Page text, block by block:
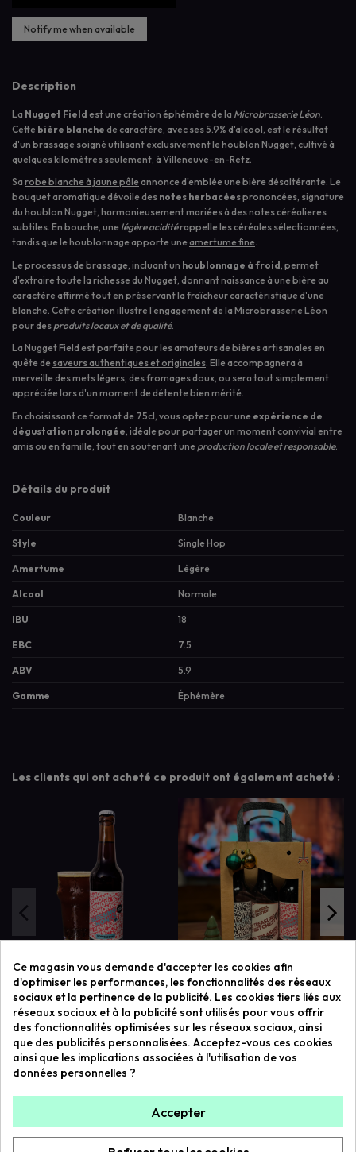
Description
La Nugget Field est une création éphémère de la Microbrasserie Léon
Cette bière blanche de caractère, avec ses 5.9% d'alcool, est le résultat
d'un brassage soigné utilisant exclusivement le houblon Nugget, cultivé à
quelques kilomètres seulement, à Villeneuve-en-Retz.
Sa robe blanche à jaune pâleannonce d'emblée une bière désaltérante. Le
bouquet aromatique dévoile des notes herbacéesprononcées, signature
du houblon Nugget, harmonieusement mariées à des notes céréalieres
subtiles. En bouche, une légère aciditérappelle les céréales sélectionnées,
tandis que le houblonnage apporte uneamertume fine.
Le processus de brassage, incluant un houblonnage à froid , permet
d'extraire toute la richesse du Nugget, donnant naissance à une bière au
caractère affirmétout en préservant la fraîcheur caractéristique d'une
blanche. Cette création illustre l'engagement de la Microbrasserie Léon
pour des produits locaux et de qualité.
La Nugget Field est parfaite pour les amateurs de bières artisanales en
quête de saveurs authentiques et originales. Elle accompagnera à
merveille des mets légers, des fromages doux, ou sera tout simplement
appréciée lors d'un moment de détente bien mérité.
En choisissant ce format de 75cl, vous optez pour une expérience de
dégustation prolongée , idéale pour partager un moment convivial entre
amis ou en famille, tout en soutenant une production locale et responsable.
Détails du produit
Couleur Blanche
Style Single Hop
Amertume Légère
Alcool Normale
IBU 18
EBC 7.5
ABV 5.9
Gamme Éphémère
Les clients qui ont acheté ce produit ont également acheté :
BLESSING MONKS 33CL
3,90 € TTC
TRIPACK 33CL
11,00 € TTC
Liens utiles
Ce magasin vous demande d'accepter les cookies afin
d'optimiser les performances, les fonctionnalités des réseaux
sociaux et la pertinence de la publicité. Les cookies tiers liés aux
réseaux sociaux et à la publicité sont utilisés pour vous offrir
des fonctionnalités optimisées sur les réseaux sociaux, ainsi
que des publicités personnalisées. Acceptez-vous ces cookies
ainsi que les implications associées à l'utilisation de vos
données personnelles ?
Accepter